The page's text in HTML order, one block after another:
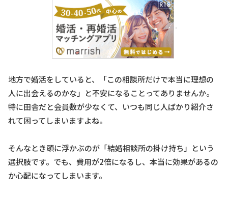
地方で婚活をしていると、「この相談所だけで本当に理想の
人に出会えるのかな」と不安になることってありませんか。
特に田舎だと会員数が少なくて、いつも同じ人ばかり紹介さ
れて困ってしまいますよね。
そんなとき頭に浮かぶのが「結婚相談所の掛け持ち」という
選択肢です。でも、費用が2倍になるし、本当に効果があるの
か心配になってしまいます。